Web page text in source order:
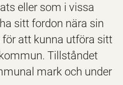
eller som i vissa
sitt fordon nära sin
att kunna utföra sitt
Tillståndet
mark och under